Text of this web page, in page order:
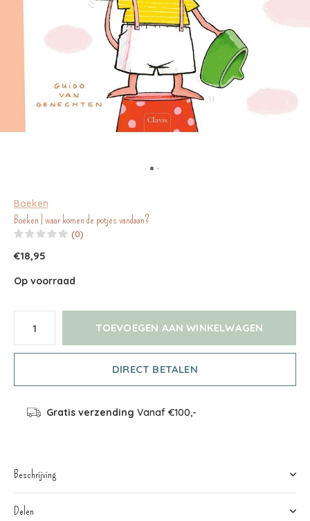
Boeken
Boeken | waar komen de potjes vandaan?
(0)
€18,95
Op voorraad
TOEVOEGEN AAN WINKELWAGEN
DIRECT BETALEN
Gratis verzending Vanaf €100,-
Beschrijving
Delen